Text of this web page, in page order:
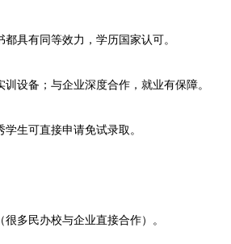
具有同等效力，学历国家认可。
设备；与企业深度合作，就业有保障。
生可直接申请免试录取。
多民办校与企业直接合作）。